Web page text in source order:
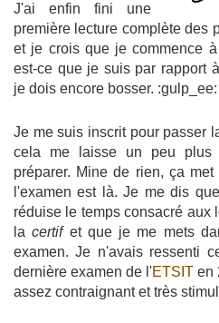
J'ai enfin fini une
première lecture complète des
et je crois que je commence
est-ce que je suis par rapport
je dois encore bosser. :gulp_ee:
Je me suis inscrit pour passer
cela me laisse un peu
préparer. Mine de rien, ça
l'examen est là. Je me dis
réduise le temps consacré aux
lacertifet que je me mets
examen. Je n'avais ressenti
dernière examen de l'ETSIT en
assez contraignant et très